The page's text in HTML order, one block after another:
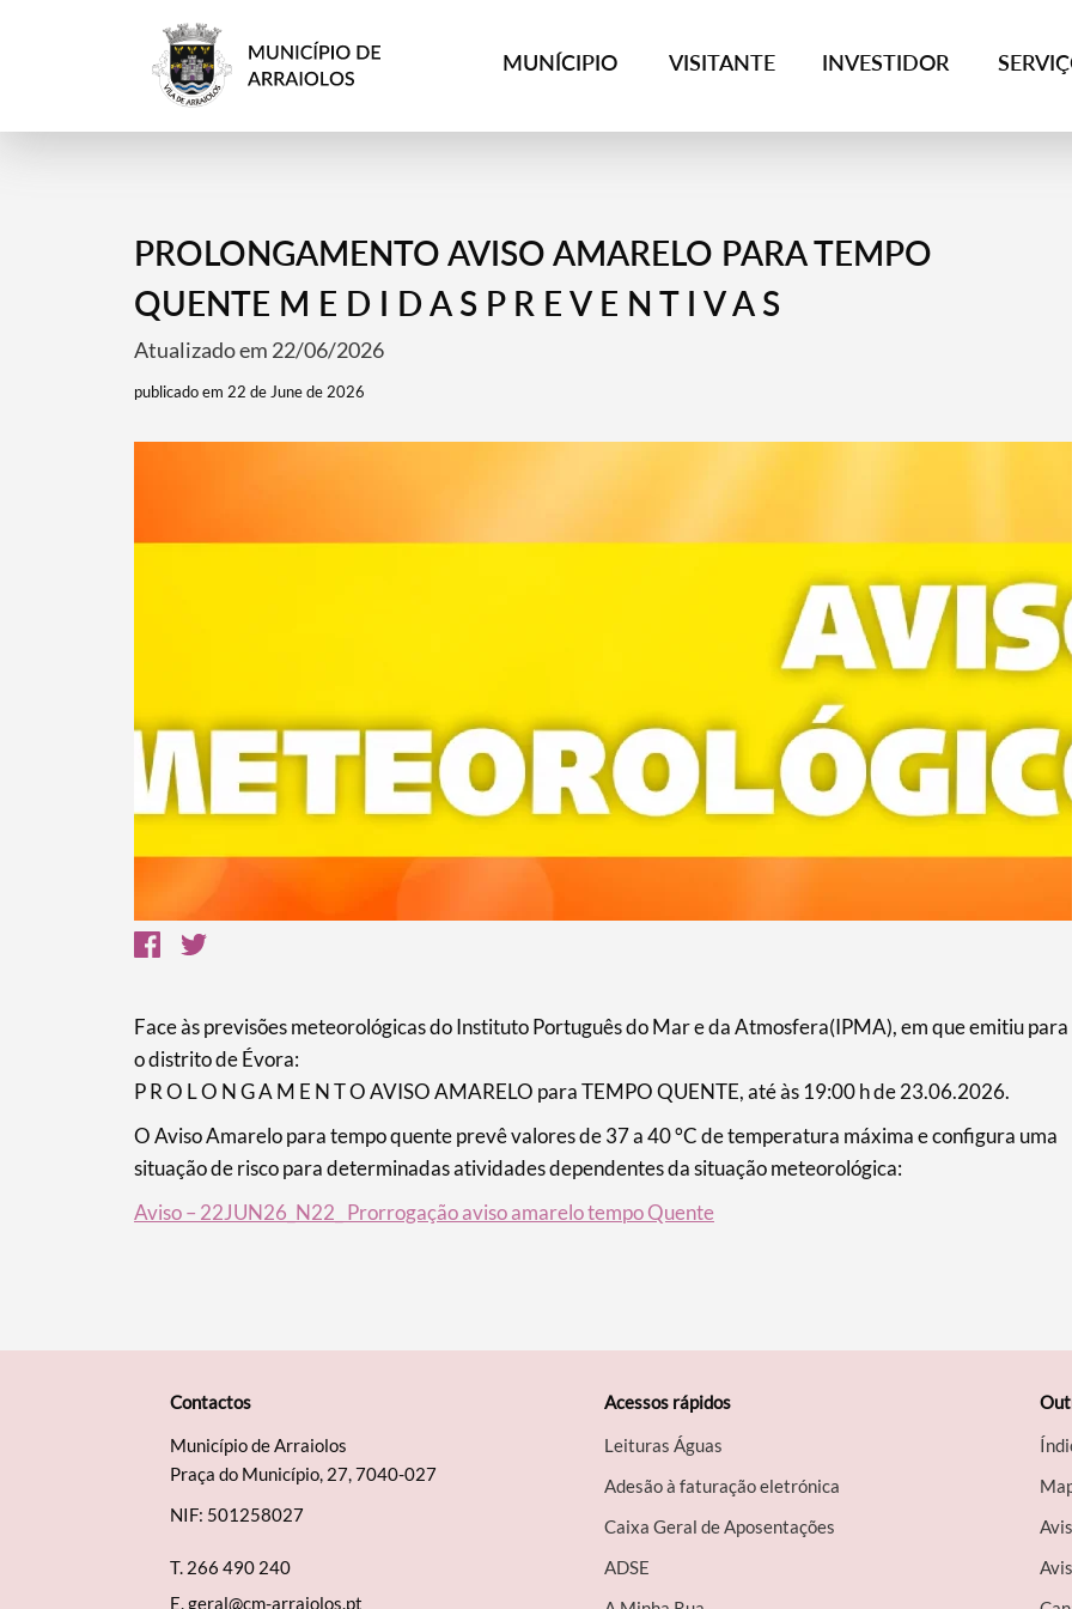
MUNÍCIPIO VISITANTE INVESTIDOR
Categorias gerais
PROLONGAMENTO AVISO AMARELO PARA TEMPO
QUENTE M E D I D A S P R E V E N T I V A S
Atualizado em 22/06/2026
publicado em 22 de June de 2026
Face às previsões meteorológicas do Instituto Português do Mar e da Atmosfera(IPMA), em que emitiu para
o distrito de Évora:
P R O L O N G A M E N T O AVISO AMARELO para TEMPO QUENTE, até às 19:00 h de 23.06.2026.
O Aviso Amarelo para tempo quente prevê valores de 37 a 40 °C de temperatura máxima e configura uma
situação de risco para determinadas atividades dependentes da situação meteorológica:
Aviso – 22JUN26_N22_ Prorrogação aviso amarelo tempo Quente
Contactos
Município de Arraiolos
Praça do Município, 27, 7040-027
NIF: 501258027
T. 266 490 240
E.geral@cm-arraiolos.pt
Acessos rápidos
Leituras Águas
Adesão à faturação eletrónica
Caixa Geral de Aposentações
A​DSE